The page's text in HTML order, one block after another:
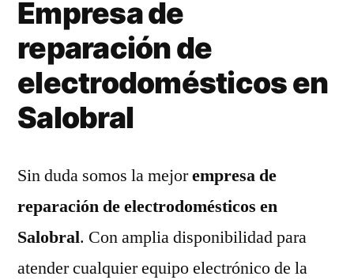
Empresa de
reparación de
electrodomésticos en
Salobral
Sin duda somos la mejorempresa de
reparación de electrodomésticos en
Salobral. Con amplia disponibilidad para
atender cualquier equipo electrónico de la